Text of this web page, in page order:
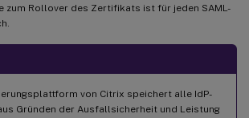
zum Rollover des Zertifikats ist für jeden SAML-
von Citrix speichert alle IdP-
Gründen der Ausfallsicherheit und Leistung